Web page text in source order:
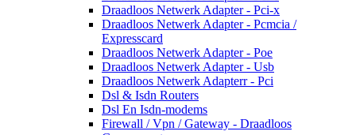
Draadloos Netwerk Adapter - Pci-x
Draadloos Netwerk Adapter - Pcmcia /
Expresscard
Draadloos Netwerk Adapter - Poe
Draadloos Netwerk Adapter - Usb
Draadloos Netwerk Adapterr - Pci
Dsl & Isdn Routers
Dsl En Isdn-modems
Firewall / Vpn / Gateway - Draadloos